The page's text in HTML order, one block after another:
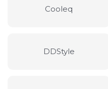
Cooleq
DDStyle